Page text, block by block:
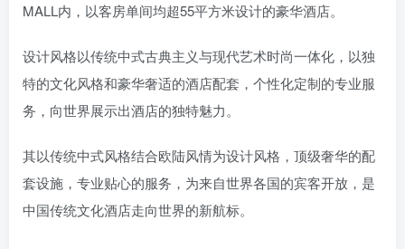
MALL内，以客房单间均超55平方米设计的豪华酒店。
设计风格以传统中式古典主义与现代艺术时尚一体化，以独
特的文化风格和豪华奢适的酒店配套，个性化定制的专业服
务，向世界展示出酒店的独特魅力。
其以传统中式风格结合欧陆风情为设计风格，顶级奢华的配
套设施，专业贴心的服务，为来自世界各国的宾客开放，是
中国传统文化酒店走向世界的新航标。